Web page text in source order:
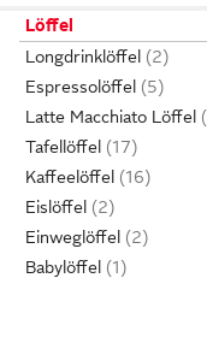
Löffel
Longdrinklöffel
Espressolöffel
Latte Macchiato Löffel
Tafellöffel
Kaffeelöffel
Eislöffel
Einweglöffel
Babylöffel